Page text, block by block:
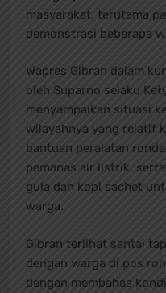
masyarakat, terutama
demonstrasi beberapa
Wapres Gibran dalam
oleh Suparno selaku
menyampaikan situasi
wilayahnya yang relatif
bantuan peralatan
pemanas air listrik,
gula dan kopi sachet
warga.
Gibran terlihat santai
dengan warga di pos
dengan membahas